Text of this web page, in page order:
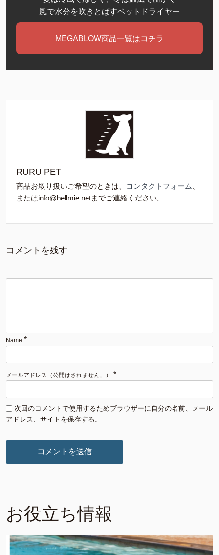
風で水分を吹きとばすペットドライヤー
MEGABLOW商品一覧はコチラ
RURU PET
商品お取り扱いご希望のときは、 コンタクトフォーム
またはinfo@bellmie.netまでご連絡ください。
コメントを残す
Name *
メールアドレス（公開はされません。） *
次回のコメントで使用するためブラウザーに自分の名前、メール
アドレス、サイトを保存する。
お役立ち情報